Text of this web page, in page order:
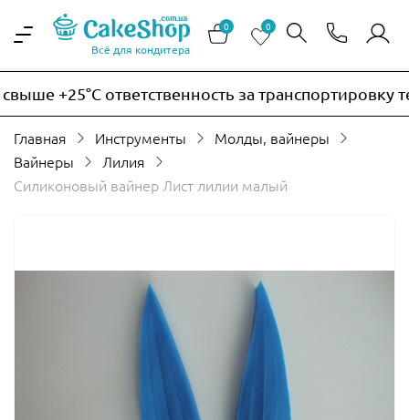
Всё для кондитера
0 0
+25°C ответственность за транспортировку
Главная Инструменты
Молды, вайнеры
Вайнеры
Лилия
Силиконовый вайнер Лист лилии малый